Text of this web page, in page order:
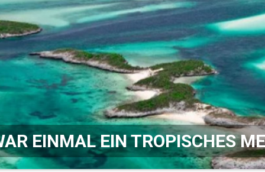
EINMAL EIN TROPISCHES